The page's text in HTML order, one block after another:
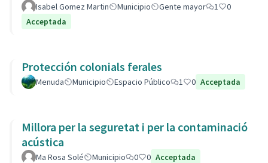
Isabel Gomez Martin Municipio Gente mayor 1
0
Acceptada
Protección colonials ferales
Menuda Municipio Espacio Público 1 0 Acceptada
Millora per la seguretat i per la contaminació
acústica
Ma Rosa Solé Municipio 0 0 Acceptada